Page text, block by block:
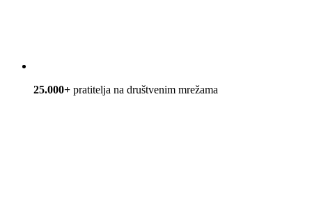
25.000+ pratitelja na društvenim mrežama